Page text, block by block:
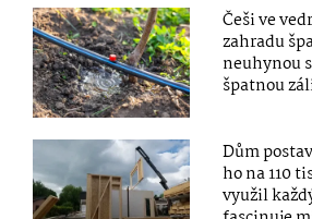
Češi ve
zahradu
neuhynou
špatnou
Dům
ho na 110
využil